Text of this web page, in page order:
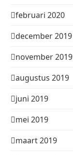
februari 2020
december 2019
november 2019
augustus 2019
juni 2019
mei 2019
maart 2019